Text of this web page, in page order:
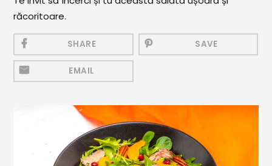
Ronțăieli
Băuturi
Băuturi calde
Cocktail-uri
Smoothies
Ceva Dulce
răcoritoare.
SHARE SAVE
EMAIL